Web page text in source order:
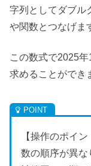
字列としてダブル
や関数とつなげま
この数式で2025
求めることができ
【操作のポイ
数の順序が異な